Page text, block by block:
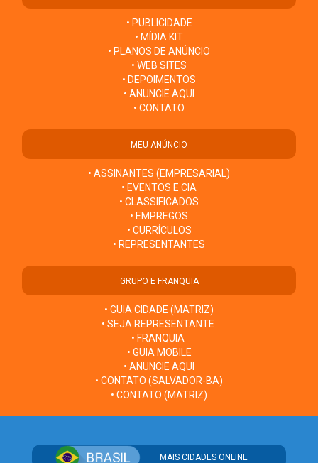
• PUBLICIDADE
• MÍDIA KIT
• PLANOS DE ANÚNCIO
• WEB SITES
• DEPOIMENTOS
• ANUNCIE AQUI
• CONTATO
MEU ANÚNCIO
• ASSINANTES (EMPRESARIAL)
• EVENTOS E CIA
• CLASSIFICADOS
• EMPREGOS
• CURRÍCULOS
• REPRESENTANTES
GRUPO E FRANQUIA
• GUIA CIDADE (MATRIZ)
• SEJA REPRESENTANTE
• FRANQUIA
• GUIA MOBILE
• ANUNCIE AQUI
• CONTATO (SALVADOR-BA)
• CONTATO (MATRIZ)
MAIS CIDADES ONLINE